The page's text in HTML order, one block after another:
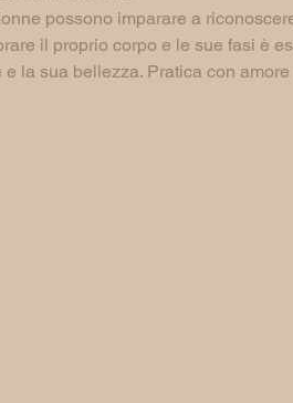
possono imparare a
il proprio corpo e le sue fasi è
la sua bellezza. Pratica con